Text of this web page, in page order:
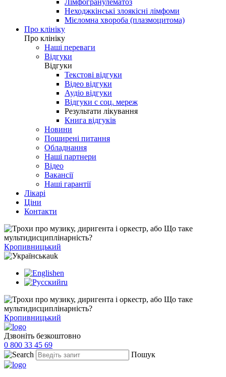
Лімфогранулематоз
Неходжкінські злоякісні лімфоми
Мієломна хвороба (плазмоцитома)
Про клініку
Про клініку
Наші переваги
Відгуки
Відгуки
Текстові відгуки
Відео відгуки
Аудіо відгуки
Відгуки с соц. мереж
Результати лікування
Книга відгуків
Новини
Поширені питання
Обладнання
Наші партнери
Відео
Вакансії
Наші гарантії
Лікарі
Ціни
Контакти
Кропивницький
uk
en
ru
Кропивницький
Дзвоніть безкоштовно
0 800 33 45 69
Пошук